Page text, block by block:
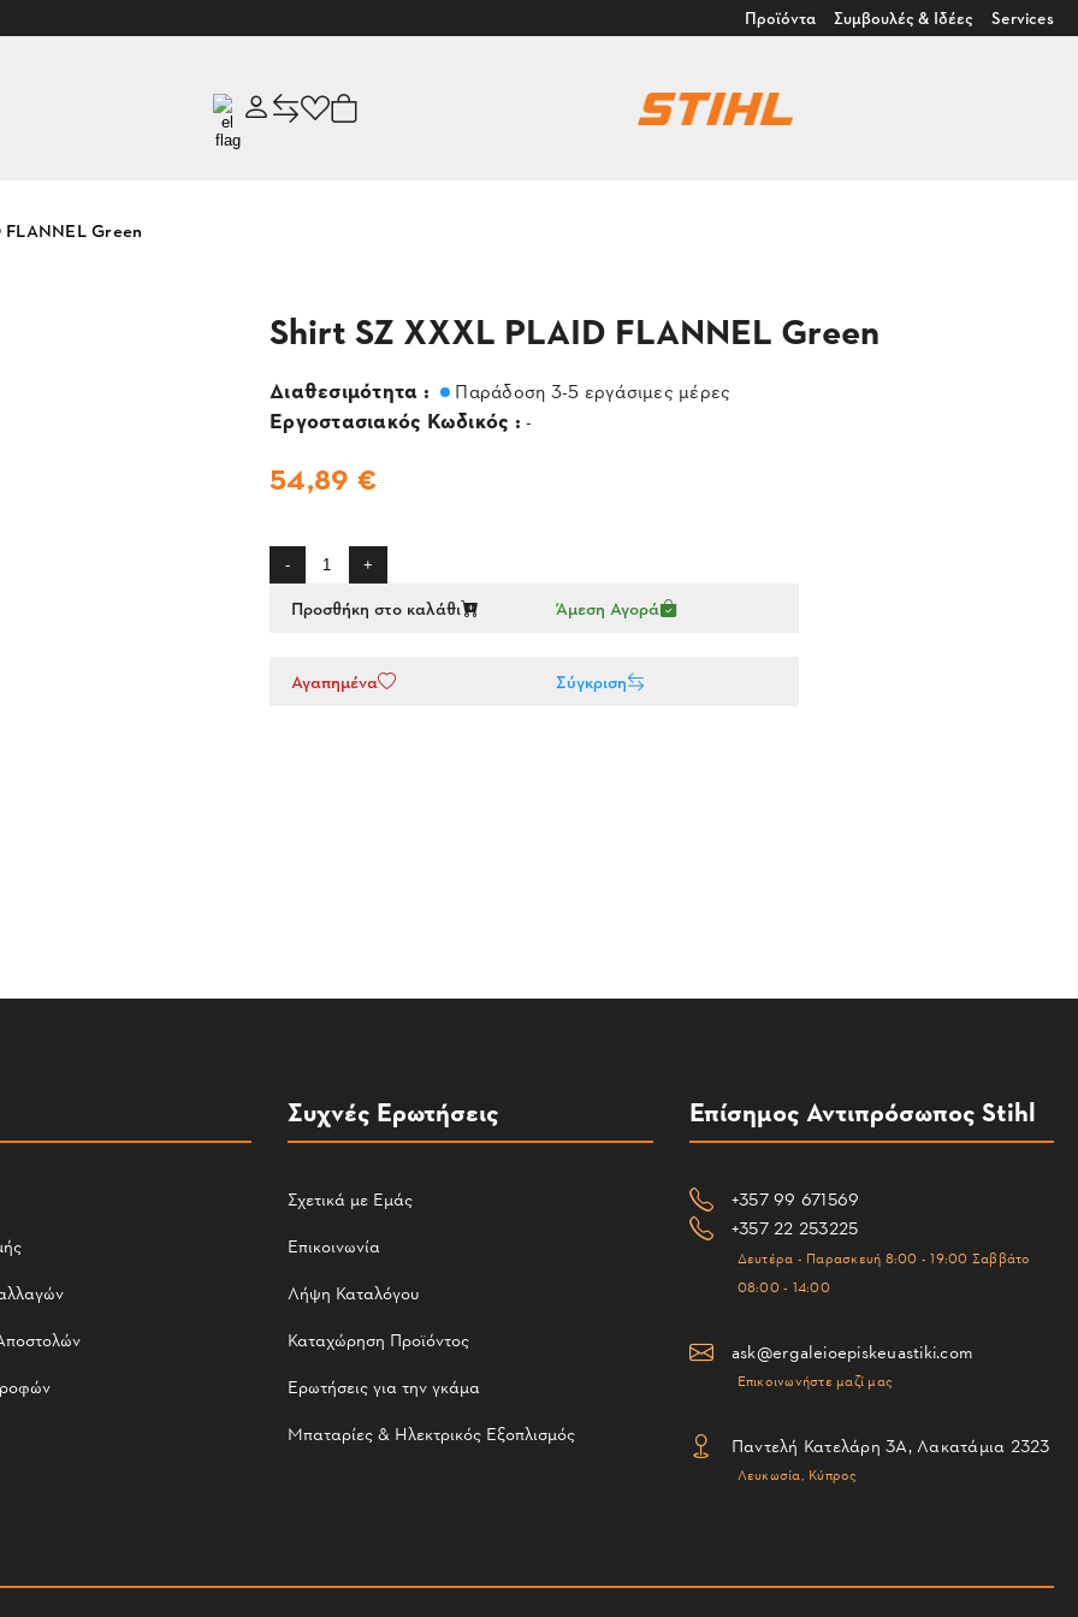
Προϊόντα Συμβουλές & Ιδέες Services
Green
Shirt SZ XXXL PLAID FLANNEL Green
Διαθεσιμότητα : Παράδοση 3-5 εργάσιμες μέρες
Εργοστασιακός Κωδικός : -
54,89 €
- +
Προσθήκη στο καλάθι Άμεση Αγορά
Αγαπημένα Σύγκριση
Συχνές Ερωτήσεις
Σχετικά με Εμάς
Επικοινωνία
Λήψη Καταλόγου
Καταχώρηση Προϊόντος
Ερωτήσεις για την γκάμα
Μπαταρίες & Ηλεκτρικός Εξοπλισμός
Επίσημος Αντιπρόσωπος Stihl
+357 99 671569
+357 22 253225
Δευτέρα - Παρασκευή 8:00 - 19:00 Σαββάτο
08:00 - 14:00
ask@ergaleioepiskeuastiki.com
Επικοινωνήστε μαζί μας
Παντελή Κατελάρη 3Α, Λακατάμια 2323
Λευκωσία, Κύπρος